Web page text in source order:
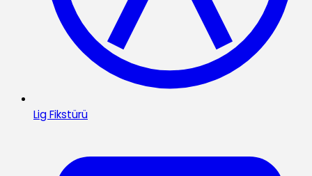
Lig Fikstürü